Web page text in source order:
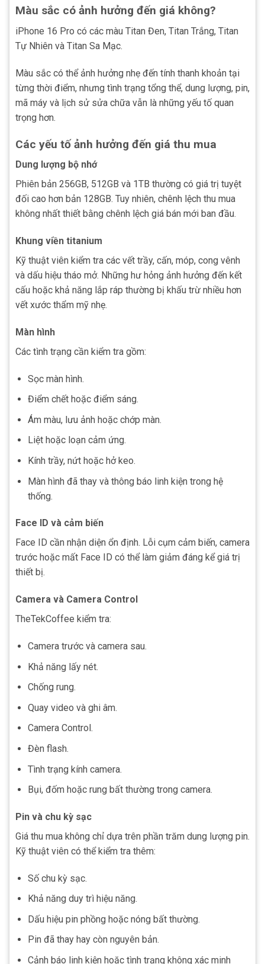
Màu sắc có ảnh hưởng đến giá không?
iPhone 16 Pro có các màu Titan Đen, Titan Trắng, Titan
Tự Nhiên và Titan Sa Mạc.
Màu sắc có thể ảnh hưởng nhẹ đến tính thanh khoản tại
từng thời điểm, nhưng tình trạng tổng thể, dung lượng, pin,
mã máy và lịch sử sửa chữa vẫn là những yếu tố quan
trọng hơn.
Các yếu tố ảnh hưởng đến giá thu mua
Dung lượng bộ nhớ
Phiên bản 256GB, 512GB và 1TB thường có giá trị tuyệt
đối cao hơn bản 128GB. Tuy nhiên, chênh lệch thu mua
không nhất thiết bằng chênh lệch giá bán mới ban đầu.
Khung viền titanium
Kỹ thuật viên kiểm tra các vết trầy, cấn, móp, cong vênh
và dấu hiệu tháo mở. Những hư hỏng ảnh hưởng đến kết
cấu hoặc khả năng lắp ráp thường bị khấu trừ nhiều hơn
vết xước thẩm mỹ nhẹ.
Màn hình
Các tình trạng cần kiểm tra gồm:
Sọc màn hình.
Điểm chết hoặc điểm sáng.
Ám màu, lưu ảnh hoặc chớp màn.
Liệt hoặc loạn cảm ứng.
Kính trầy, nứt hoặc hở keo.
Màn hình đã thay và thông báo linh kiện trong hệ
thống.
Face ID và cảm biến
Face ID cần nhận diện ổn định. Lỗi cụm cảm biến, camera
trước hoặc mất Face ID có thể làm giảm đáng kể giá trị
thiết bị.
Camera và Camera Control
TheTekCoffee kiểm tra:
Camera trước và camera sau.
Khả năng lấy nét.
Chống rung.
Quay video và ghi âm.
Camera Control.
Đèn flash.
Tình trạng kính camera.
Bụi, đốm hoặc rung bất thường trong camera.
Pin và chu kỳ sạc
Giá thu mua không chỉ dựa trên phần trăm dung lượng pin.
Kỹ thuật viên có thể kiểm tra thêm:
Số chu kỳ sạc.
Khả năng duy trì hiệu năng.
Dấu hiệu pin phồng hoặc nóng bất thường.
Pin đã thay hay còn nguyên bản.
Cảnh báo linh kiện hoặc tình trạng không xác minh